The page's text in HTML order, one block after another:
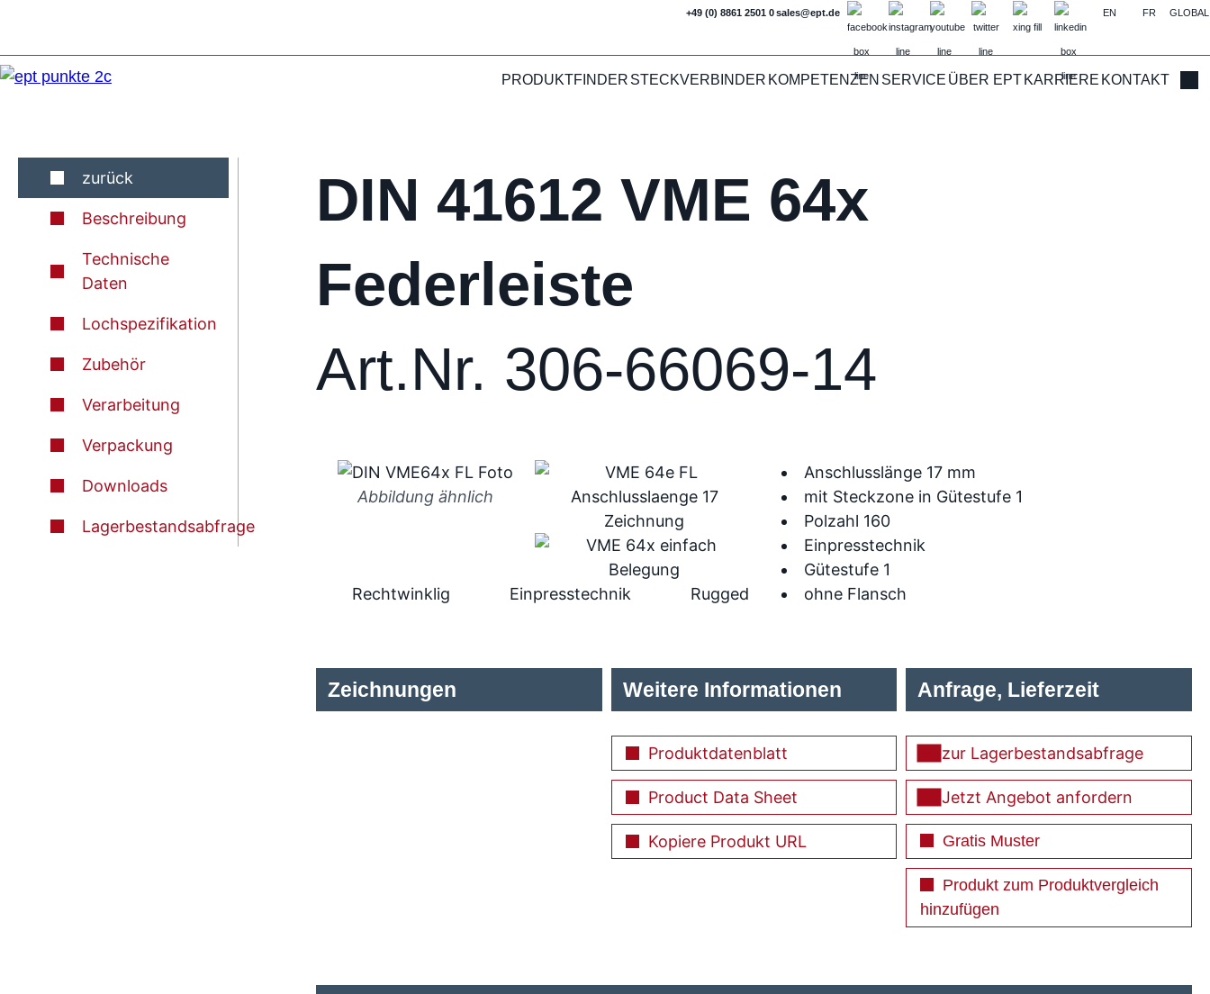
+49 (0) 8861 2501 0sales@ept.de EN FR GLOBAL
PRODUKTFINDER STECKVERBINDER KOMPETENZEN SERVICE ÜBER EPTKARRIERE KONTAKT
zurück
Beschreibung
Technische
Daten
Lochspezifikation
Zubehör
Verarbeitung
Verpackung
Downloads
Lagerbestandsabfrage
DIN 41612 VME 64x
Federleiste
Art.Nr. 306-66069-14
Abbildung ähnlich
Anschlusslänge 17 mm
mit Steckzone in Gütestufe 1
Polzahl 160
Einpresstechnik
Gütestufe 1
ohne Flansch
Rechtwinklig Einpresstechnik Rugged
Zeichnungen Weitere Informationen
Produktdatenblatt
Product Data Sheet
Kopiere Produkt URL
Anfrage, Lieferzeit
zur Lagerbestandsabfrage
Jetzt Angebot anfordern
Gratis Muster
Produkt zum Produktvergleich
hinzufügen